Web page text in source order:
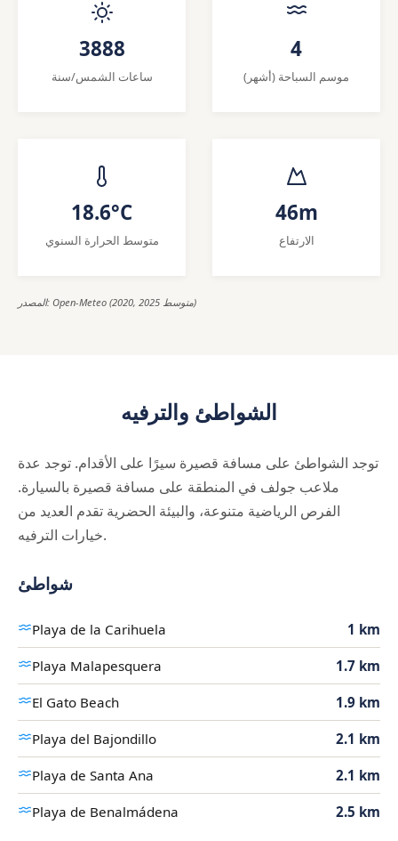
3888
ساعات الشمس/سنة
4
موسم السباحة (أشهر)
18.6°C
متوسط الحرارة السنوي
46m
الارتفاع
المصدر: Open-Meteo (2020, 2025 متوسط)
الشواطئ والترفيه
توجد الشواطئ على مسافة قصيرة سيرًا على الأقدام. توجد عدة
ملاعب جولف في المنطقة على مسافة قصيرة بالسيارة.
الفرص الرياضية متنوعة، والبيئة الحضرية تقدم العديد من
خيارات الترفيه.
شواطئ
Playa de la Carihuela 1 km
Playa Malapesquera 1.7 km
El Gato Beach 1.9 km
Playa del Bajondillo 2.1 km
Playa de Santa Ana 2.1 km
Playa de Benalmádena 2.5 km